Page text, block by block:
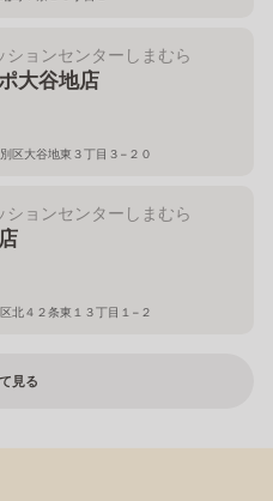
ションセンターしまむら
大谷地店
区大谷地東３丁目３−２０
ションセンターしまむら
北４２条東１３丁目１−２
見る